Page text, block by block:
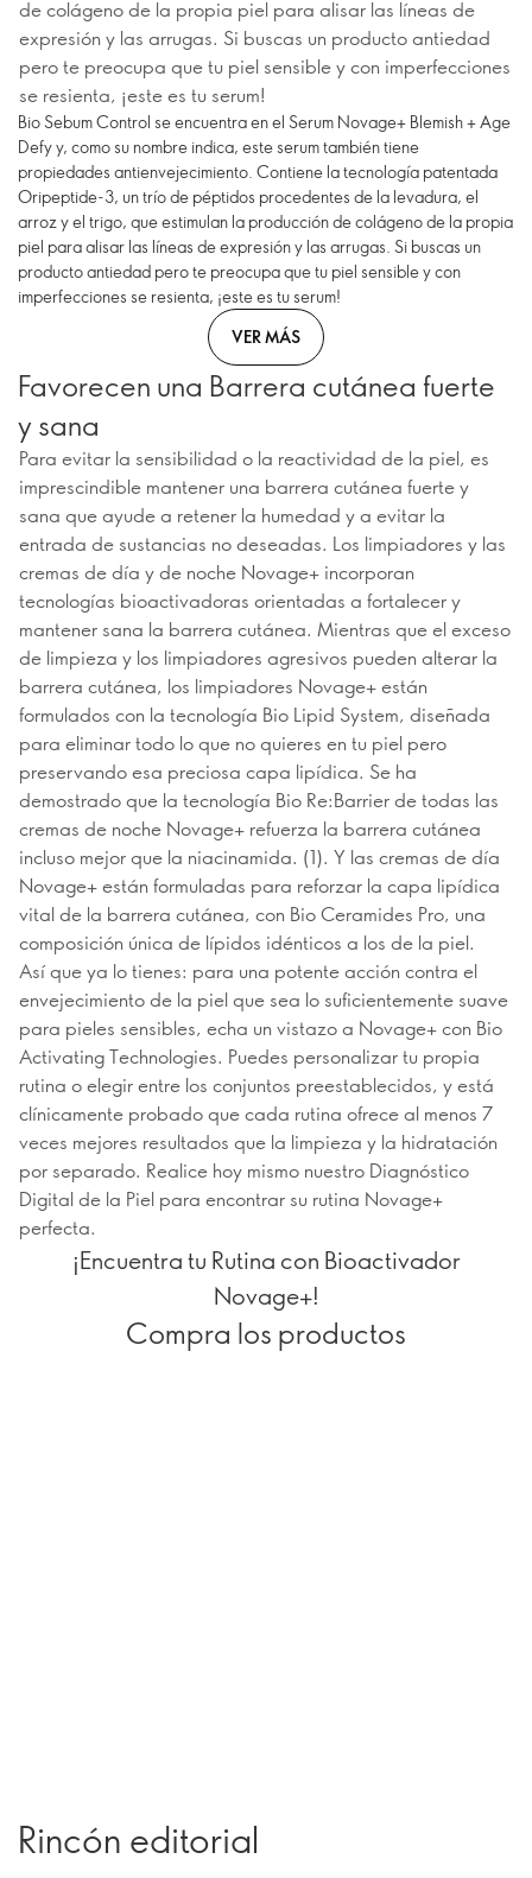
de colágeno de la propia piel para alisar las líneas de
expresión y las arrugas. Si buscas un producto antiedad
pero te preocupa que tu piel sensible y con imperfecciones
se resienta, ¡este es tu serum!
Bio Sebum Control se encuentra en el Serum Novage+ Blemish + Age
Defy y, como su nombre indica, este serum también tiene
propiedades antienvejecimiento. Contiene la tecnología patentada
Oripeptide-3, un trío de péptidos procedentes de la levadura, el
arroz y el trigo, que estimulan la producción de colágeno de la propia
piel para alisar las líneas de expresión y las arrugas. Si buscas un
producto antiedad pero te preocupa que tu piel sensible y con
imperfecciones se resienta, ¡este es tu serum!
VER MÁS
Favorecen una Barrera cutánea fuerte
y sana
Para evitar la sensibilidad o la reactividad de la piel, es
imprescindible mantener una barrera cutánea fuerte y
sana que ayude a retener la humedad y a evitar la
entrada de sustancias no deseadas. Los limpiadores y las
cremas de día y de noche Novage+ incorporan
tecnologías bioactivadoras orientadas a fortalecer y
mantener sana la barrera cutánea. Mientras que el exceso
de limpieza y los limpiadores agresivos pueden alterar la
barrera cutánea, los limpiadores Novage+ están
formulados con la tecnología Bio Lipid System, diseñada
para eliminar todo lo que no quieres en tu piel pero
preservando esa preciosa capa lipídica. Se ha
demostrado que la tecnología Bio Re:Barrier de todas las
cremas de noche Novage+ refuerza la barrera cutánea
incluso mejor que la niacinamida. (1). Y las cremas de día
Novage+ están formuladas para reforzar la capa lipídica
vital de la barrera cutánea, con Bio Ceramides Pro, una
composición única de lípidos idénticos a los de la piel.
Así que ya lo tienes: para una potente acción contra el
envejecimiento de la piel que sea lo suficientemente suave
para pieles sensibles, echa un vistazo a Novage+ con Bio
Activating Technologies. Puedes personalizar tu propia
rutina o elegir entre los conjuntos preestablecidos, y está
clínicamente probado que cada rutina ofrece al menos 7
veces mejores resultados que la limpieza y la hidratación
por separado. Realice hoy mismo nuestro Diagnóstico
Digital de la Piel para encontrar su rutina Novage+
perfecta.
¡Encuentra tu Rutina con Bioactivador
Novage+!
Compra los productos
Rincón editorial